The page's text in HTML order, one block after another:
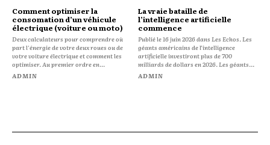
Comment optimiser la
consomation d’un véhicule
électrique (voiture ou moto)
Deux calculateurs pour comprendre où
part l'énergie de votre deux roues ou de
votre voiture électrique et comment les
optimiser. Au premier ordre en...
ADMIN
La vraie bataille de
l’intelligence artificielle
commence
Publié le 16 juin 2026 dans Les Echos. Les
géants américains de l’intelligence
artificielle investiront plus de 700
milliards de dollars en 2026. Les géants...
ADMIN